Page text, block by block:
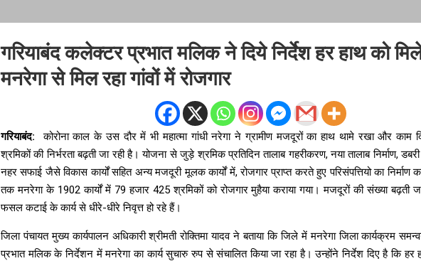
गरियाबंद कलेक्टर प्रभात मलिक ने दिये निर्देश हर हाथ को
मनरेगा से मिल रहा गांवों में रोजगार
गरियाबंद:
कोरोना काल के उस दौर में भी महात्मा गांधी नरेगा ने ग्रामीण मजदूरों का हाथ थामे रखा और काम
श्रमिकों की निर्भरता बढ़ती जा रही है। योजना से जुड़े श्रमिक प्रतिदिन तालाब गहरीकरण, नया तालाब निर्माण,
नहर सफाई जैसे विकास कार्यों सहित अन्य मजदूरी मूलक कार्यों में, रोजगार प्राप्त करते हुए परिसंपत्तियो का
तक मनरेगा के 1902 कार्यों में 79 हजार 425 श्रमिकों को रोजगार मुहैया कराया गया। मजदूरों की संख्या बढ़ती
फसल कटाई के कार्य से धीरे-धीरे निवृत्त हो रहे हैं।
जिला पंचायत मुख्य कार्यपालन अधिकारी श्रीमती रोक्तिमा यादव ने बताया कि जिले में मनरेगा जिला कार्यक्रम
प्रभात मलिक के निर्देशन में मनरेगा का कार्य सुचारु रुप से संचालित किया जा रहा है। उन्होंने निर्देश दिए है कि